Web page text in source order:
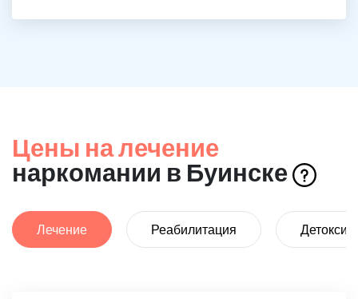
Цены на лечение
наркомании в Буинске
Лечение Реабилитация